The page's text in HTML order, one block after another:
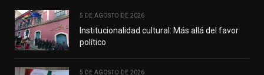
5 DE AGOSTO DE 2026
Institucionalidad cultural: Más allá del favor
político
5 DE AGOSTO DE 2026